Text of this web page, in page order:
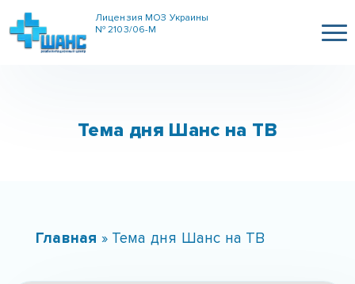
Лицензия МОЗ Украины
№ 2103/06-М
Тема дня Шанс на ТВ
Главная » Тема дня Шанс на ТВ